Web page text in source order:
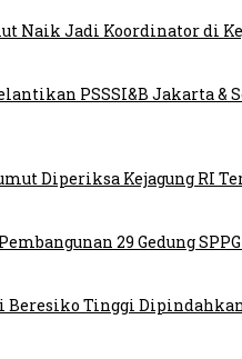
Naik Jadi Koordinator di
PSSSI&B Jakarta &
Diperiksa Kejagung RI
29 Gedung
Beresiko Tinggi